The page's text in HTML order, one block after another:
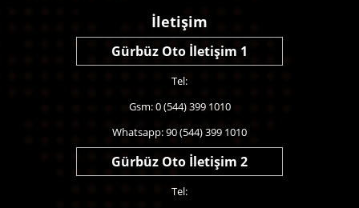
İletişim
Gürbüz Oto İletişim 1
Tel:
Gsm: 0 (544) 399 1010
Whatsapp: 90 (544) 399 1010
Gürbüz Oto İletişim 2
Tel: